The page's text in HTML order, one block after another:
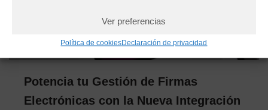
Ver preferencias
Política de cookiesDeclaración de privacidad
Potencia tu Gestión de Firmas
Electrónicas con la Nueva Integración